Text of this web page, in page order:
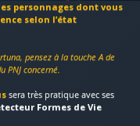
personnages dont vous
selon l’état
pensez à la touche A de
PNJ concerné.
sera très pratique avec ses
Formes de Vie